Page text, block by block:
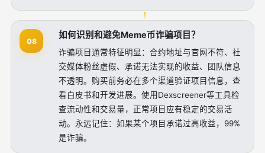
08
如何识别和避免Meme币诈骗项目？
诈骗项目通常特征明显：合约地址与官网不符、社
交媒体粉丝虚假、承诺无法实现的收益、团队信息
不透明。购买前务必在多个渠道验证项目信息，查
看白皮书和开发进展。使用Dexscreener等工具检
查流动性和交易量，正常项目应有稳定的交易活
动。永远记住：如果某个项目承诺过高收益，99%
是诈骗。